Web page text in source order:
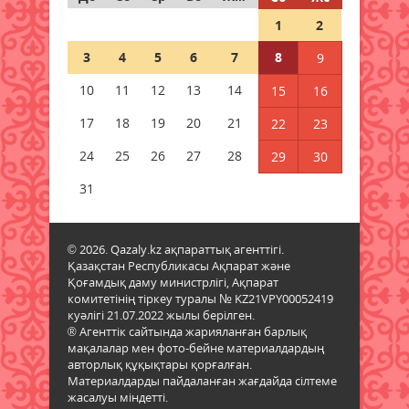
мәселелер қаралды
құрылысқа 177 млрд теңге
бөлінді
Жамбылда жаңа флюорит
08 тамыз 2026 ж. 68
Қазақстанның басым бөлігінде
жауын-шашынсыз ауа райы
күтіледі
08 тамыз 2026 ж. 73
Ғалымдар «климаттық
әткеншек» құбылысы туралы
1
2
3
4 5 6 7 8
9
10
11 12 13 14 15
16
17
18 19 20 21 22
23
24
25 26 27 28 29
30
31
© 2026. Qazaly.kz ақпараттық агенттігі.
Қазақстан Республикасы Ақпарат және
Қоғамдық даму министрлігі, Ақпарат
комитетінің тіркеу туралы № KZ21VPY00052419
куәлігі 21.07.2022 жылы берілген.
® Агенттік сайтында жарияланған барлық
мақалалар мен фото-бейне материалдардың
авторлық құқықтары қорғалған.
Материалдарды пайдаланған жағдайда сілтеме
жасалуы міндетті.